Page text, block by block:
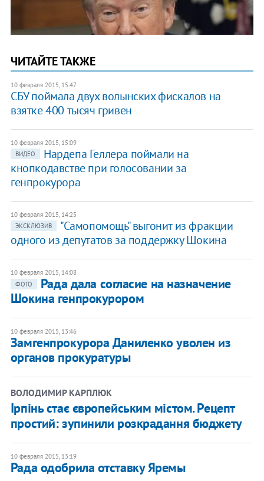
ЧИТАЙТЕ ТАКЖЕ
10 февраля 2015, 15:47
СБУ поймала двух волынских фискалов на
взятке 400 тысяч гривен
10 февраля 2015, 15:09
ВИДЕО
Нардепа Геллера поймали на
кнопкодавстве при голосовании за
генпрокурора
10 февраля 2015, 14:25
ЭКСКЛЮЗИВ
"Самопомощь" выгонит из фракции
одного из депутатов за поддержку Шокина
10 февраля 2015, 14:08
ФОТО
Рада дала согласие на назначение
Шокина генпрокурором
10 февраля 2015, 13:46
Замгенпрокурора Даниленко уволен из
органов прокуратуры
ВОЛОДИМИР КАРПЛЮК
Ірпінь стає європейським містом. Рецепт
простий: зупинили розкрадання бюджету
10 февраля 2015, 13:19
Рада одобрила отставку Яремы